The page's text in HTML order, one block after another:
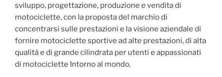
sviluppo, progettazione, produzione e vendita di
motociclette, con la proposta del marchio di
concentrarsi sulle prestazioni e la visione aziendale di
fornire motociclette sportive ad alte prestazioni, di alta
qualità e di grande cilindrata per utenti e appassionati
di motociclette Intorno al mondo.